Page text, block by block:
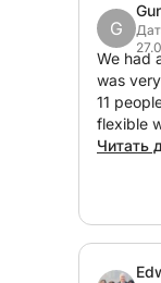
гибкое
желанию.
G
We had a
was
11 people on
flexible
sure we
Читать